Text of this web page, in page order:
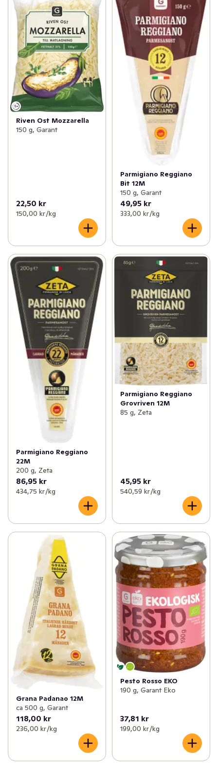
Riven Ost Mozzarella
150 g, Garant
22,50 kr
150,00 kr /kg
Parmigiano Reggiano
Bit 12M
150 g, Garant
49,95 kr
333,00 kr /kg
Parmigiano Reggiano
22M
200 g, Zeta
86,95 kr
434,75 kr /kg
Parmigiano Reggiano
Grovriven 12M
85 g, Zeta
45,95 kr
540,59 kr /kg
Grana Padanao 12M
ca 500 g, Garant
118,00 kr
236,00 kr /kg
Pesto Rosso EKO
190 g, Garant Eko
37,81 kr
199,00 kr /kg